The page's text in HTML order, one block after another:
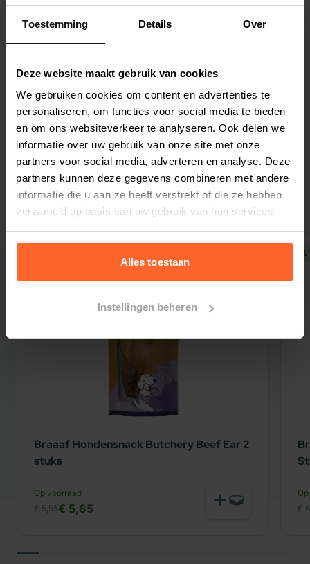
Toestemming Details Over
Deze website maakt gebruik van cookies
We gebruiken cookies om content en advertenties te
personaliseren, om functies voor social media te bieden
en om ons websiteverkeer te analyseren. Ook delen we
informatie over uw gebruik van onze site met onze
partners voor social media, adverteren en analyse. Deze
partners kunnen deze gegevens combineren met andere
informatie die u aan ze heeft verstrekt of die ze hebben
verzameld op basis van uw gebruik van hun services.
Alles toestaan
Instellingen beheren
8 weken
10 weken
12 weken
Bestelherinnering instellen
Gerelateerde producten
Braaaf Hondensnack Butchery Beef Ear 2
stuks
Op voorraad
€ 5,95€ 5,65
€